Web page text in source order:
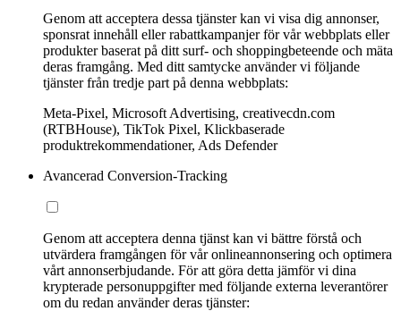
Genom att acceptera dessa tjänster kan vi visa dig annonser,
sponsrat innehåll eller rabattkampanjer för vår webbplats eller
produkter baserat på ditt surf- och shoppingbeteende och mäta
deras framgång. Med ditt samtycke använder vi följande
tjänster från tredje part på denna webbplats:
Meta-Pixel, Microsoft Advertising, creativecdn.com
(RTBHouse), TikTok Pixel, Klickbaserade
produktrekommendationer, Ads Defender
Avancerad Conversion-Tracking
Genom att acceptera denna tjänst kan vi bättre förstå och
utvärdera framgången för vår onlineannonsering och optimera
vårt annonserbjudande. För att göra detta jämför vi dina
krypterade personuppgifter med följande externa leverantörer
om du redan använder deras tjänster: